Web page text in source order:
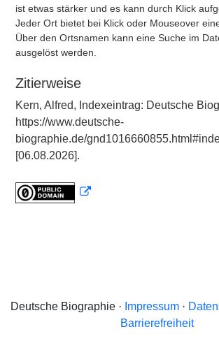
ist etwas stärker und es kann durch Klick
Jeder Ort bietet bei Klick oder Mouseover
Über den Ortsnamen kann eine Suche im
ausgelöst werden.
Zitierweise
Kern, Alfred, Indexeintrag: Deutsche
https://www.deutsche-
biographie.de/
[06.08.2026].
Deutsche Biographie · Impressum·
Barrierefreiheit